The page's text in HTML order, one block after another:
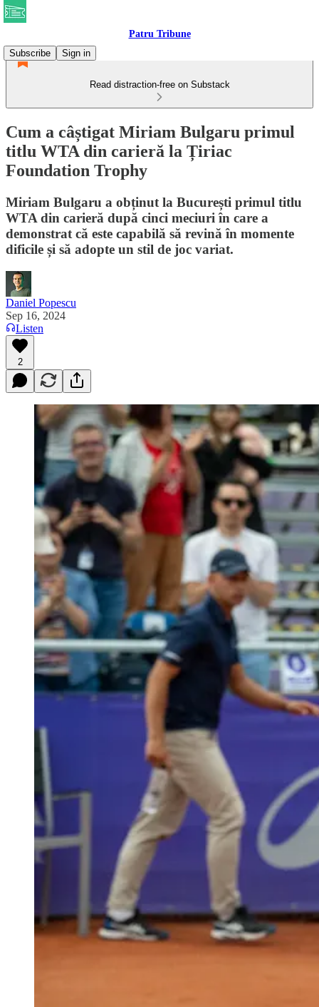
Patru Tribune
Subscribe
Sign in
Read distraction-free on Substack
Cum a câștigat Miriam Bulgaru primul
titlu WTA din carieră la Țiriac
Foundation Trophy
Miriam Bulgaru a obținut la București primul titlu
WTA din carieră după cinci meciuri în care a
demonstrat că este capabilă să revină în momente
dificile și să adopte un stil de joc variat.
Daniel Popescu
Sep 16, 2024
Listen
2